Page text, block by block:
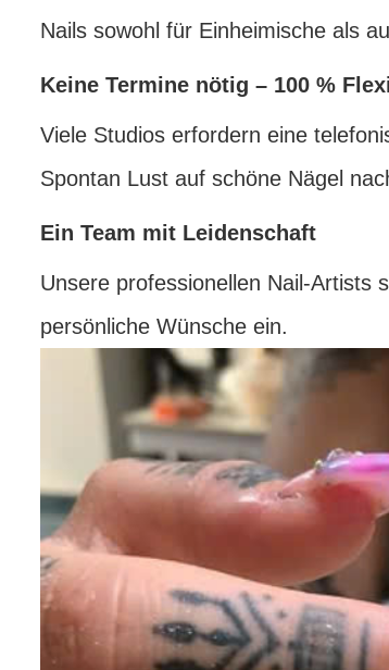
Nails sowohl für Einheimische als
Keine Termine nötig – 100 %
Viele Studios erfordern eine
Spontan Lust auf schöne Nägel
Ein Team mit Leidenschaft
Unsere professionellen Nail-Artists
persönliche Wünsche ein.